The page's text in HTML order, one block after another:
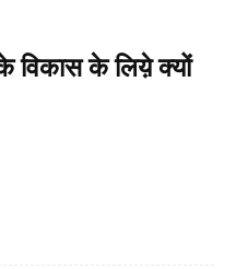
विकास के लिय़े क्यों